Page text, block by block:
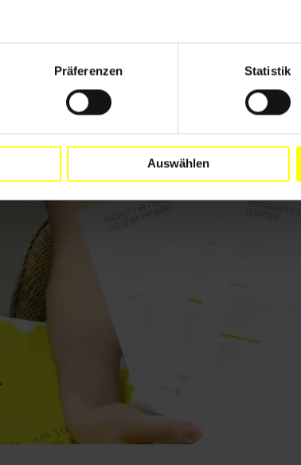
Präferenzen Statistik
Auswählen